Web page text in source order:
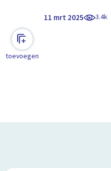
11 mrt 2025 3.4k
toevoegen